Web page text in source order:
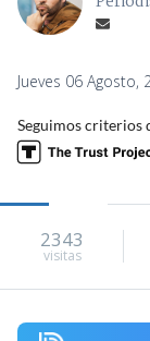
Jueves 06 Agosto,
Seguimos criterios
2343
visitas